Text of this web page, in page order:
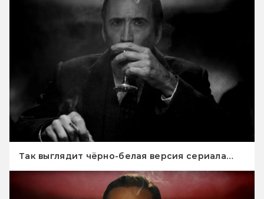
Так выглядит чёрно-белая версия сериала…